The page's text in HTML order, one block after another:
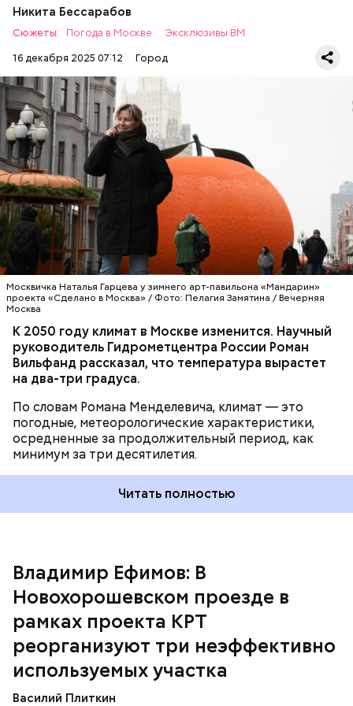
Никита Бессарабов
Сюжеты: Погода в Москве
Эксклюзивы ВМ
16 декабря 2025 07:12
Город
Москвичка Наталья Гарцева у зимнего арт-павильона «Мандарин»
проекта «Сделано в Москва» / Фото: Пелагия Замятина / Вечерняя
Москва
К 2050 году климат в Москве изменится. Научный
руководитель Гидрометцентра России Роман
Вильфанд рассказал, что температура вырастет
на два-три градуса.
По словам Романа Менделевича, климат — это
погодные, метеорологические характеристики,
осредненные за продолжительный период, как
минимум за три десятилетия.
— Наиболее заметны изменения климата зимой, в
холодное время года, — уточняет синоптик. — Я
часто привожу пример: средняя январская
температура за два тридцатилетия повысилась на
3,1 градуса. Было –9,3, стало –6,2 градуса.
Читать полностью
КЛИМАТ ГИДРОМЕТЦЕНТР
ПРОГНОЗЫ
ПОГОДА
Владимир Ефимов: В
Новохорошевском проезде в
рамках проекта КРТ
реорганизуют три неэффективно
используемых участка
Василий Плиткин
В рамках программы комплексного развития
территорий (КРТ) в бывших промзонах, на
Также вчера после реконструкции свои двери
открыли поликлиники в Левобережном и
Академическом районах, а также в Солнцеве и
Некрасовке.
— Это часть нашей непрерывной программы по
улучшению качества амбулаторной помощи. В
планах — строительство еще около 20 новых
поликлиник, — заявил мэр.
Обновили скверы